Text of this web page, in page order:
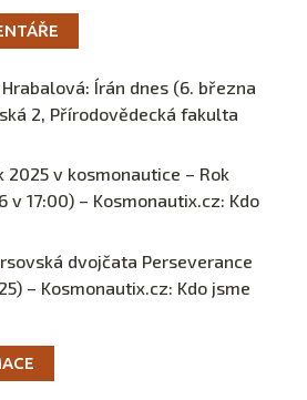
Hrabalová: Írán dnes (6. března
2, Přírodovědecká fakulta
2025 v kosmonautice – Rok
v 17:00) – Kosmonautix.cz: Kdo
dvojčata Perseverance
– Kosmonautix.cz: Kdo jsme